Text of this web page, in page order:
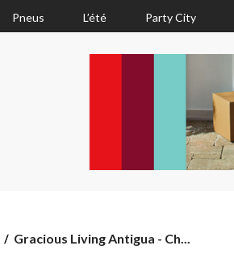
Pneus L’été Party City
Gracious
Gracious Living Antigua - Ch...